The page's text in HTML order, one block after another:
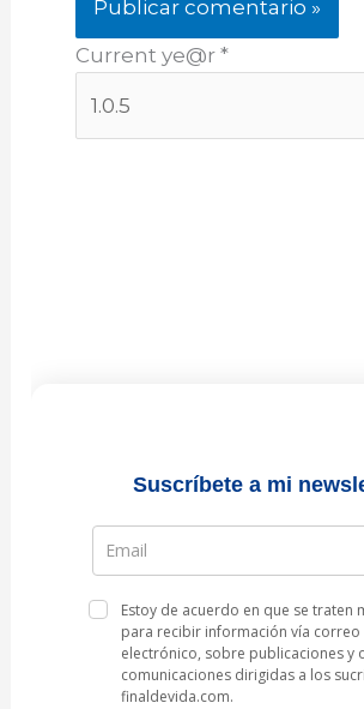
Current ye@r *
Suscríbete a mi
Estoy de acuerdo en que se traten
para recibir información vía correo
electrónico, sobre publicaciones y
comunicaciones dirigidas a los
finaldevida.com.